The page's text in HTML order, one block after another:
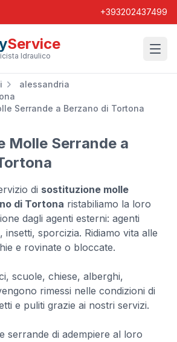
+393202437499
Service
Idraulico
alessandria
Serrande a Berzano di Tortona
Molle Serrande a
di sostituzione molle
di Tortona ristabiliamo la loro
dagli agenti esterni: agenti
sporcizia. Ridiamo vita alle
e rovinate o bloccate.
scuole, chiese, alberghi,
rimessi nelle condizioni di
e puliti grazie ai nostri servizi.
serrande di adempiere al loro